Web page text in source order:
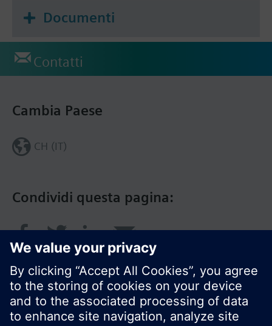
Documenti
Contatti
Condividi questa pagina:
Cambia Paese
CH (IT)